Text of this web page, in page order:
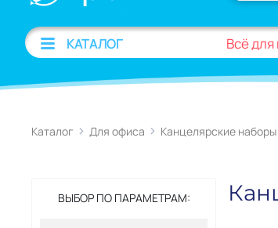
КАТАЛОГ Всё
Каталог Для офиса Канцелярские наборы
ВЫБОР ПО ПАРАМЕТРАМ: